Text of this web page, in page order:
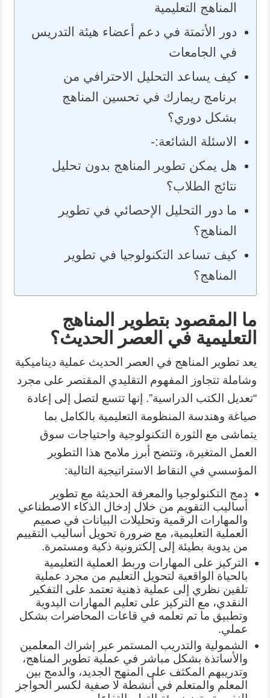
المناهج التعليمية
دور الأتمتة في دعم أعضاء هيئة التدريس
في الجامعات
كيف يساعد التحليل الاحترافي من
برنامج ريمارك في تحسين المناهج
بشكل دوري؟
الاسئلة الشائعة:-
هل يمكن تطوير المناهج بدون تحليل
نتائج الطلاب؟
ما دور التحليل الإحصائي في تطوير
المناهج؟
كيف تساعد التكنولوجيا في تطوير
المناهج؟
ما المقصود بتطوير المناهج
التعليمية في العصر الحديث؟
يعد تطوير المناهج في العصر الحديث عملية ديناميكية
وشاملة تتجاوز المفهوم التقليدي المقتصر على مجرد
“تعديل الكتب الدراسية”. إنها تتسع لتصل إلى إعادة
صياغة وهندسة المنظومة التعليمية بالكامل بما
يتماشى مع الثورة التكنولوجية واحتياجات سوق
العمل المتغيرة، وتتضح أبرز ملامح هذا التطوير
المؤسسي في النقاط الاستراتيجية التالية:
دمج التكنولوجيا والمعرفة الحديثة مع تطوير
أساليب التقويم من خلال إدخال الذكاء الاصطناعي
والمهارات الرقمية وتحليلات البيانات في صميم
العملية التعليمية، مع ضرورة تحويل أساليب التقييم
من يدوية بطيئة إلى إلكترونية ذكية ومستمرة.
التركيز على المهارات وربط العملية التعليمية
بالحياة الواقعية لتحويل التعليم من مجرد عملية
تلقين نظري إلى عملية ذهنية تعتمد على التفكير
النقدي، مع التركيز على تعليم المهارات اليدوية
وتطبيق ما تم تعلمه في قاعات المحاضرات بشكل
عملي.
الشمولية والتدريب المستمر عبر إشراك المعلمين
والأساتذة بشكل مباشر في عملية تطوير المناهج،
وتدريبهم المكثف على المنهج الجديد، والدمج بين
المعلم والمتعلم في أنشطة لا صفية لكسر الحواجز